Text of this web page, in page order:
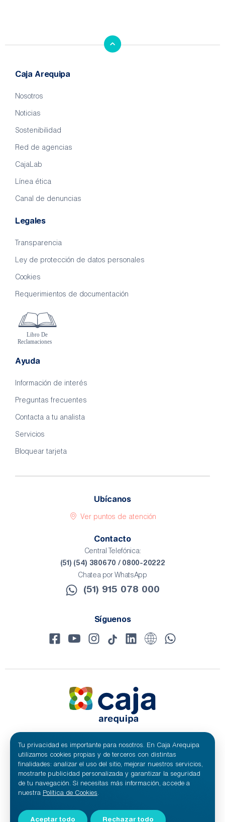
Caja Arequipa
Nosotros
Noticias
Sostenibilidad
Red de agencias
CajaLab
Línea ética
Canal de denuncias
Legales
Transparencia
Ley de protección de datos personales
Cookies
Requerimientos de documentación
Ayuda
Información de interés
Preguntas frecuentes
Contacta a tu analista
Servicios
Bloquear tarjeta
Ubícanos
Ver puntos de atención
Contacto
Central Telefónica:
(51) (54) 380670 / 0800-20222
Chatea por WhatsApp
(51) 915 078 000​
Síguenos
© 2024 Caja Arequipa - RUC 20100209641
Todos los derechos reservados.
Caja Municipal de Ahorro y Crédito de Arequipa S.A.
Tu privacidad es importante para nosotros. En Caja Arequipa
utilizamos cookies propias y de terceros con distintas
finalidades: analizar el uso del sitio, mejorar nuestros servicios,
mostrarte publicidad personalizada y garantizar la seguridad
de tu navegación. Si necesitas más información, accede a
nuestra Política de Cookies.
Aceptar todo Rechazar todo